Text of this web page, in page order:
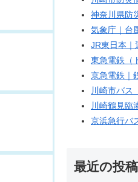
神奈川県防
気象庁｜台
JR東日本｜
東急電鉄（
京急電鉄｜
川崎市バス
川崎鶴見臨
京浜急行バ
最近の投稿